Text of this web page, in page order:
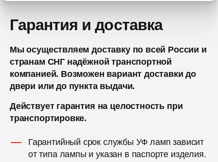
Гарантия и доставка
Мы осуществляем доставку по всей России и
странам СНГ надёжной транспортной
компанией. Возможен вариант доставки до
двери или до пункта выдачи.
Действует гарантия на целостность при
транспортировке.
Гарантийный срок службы УФ ламп зависит
от типа лампы и указан в паспорте изделия.